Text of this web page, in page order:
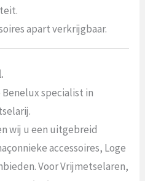
apart verkrijgbaar.
specialist in
wij u een uitgebreid
accessoires, Loge
Voor Vrijmetselaren,